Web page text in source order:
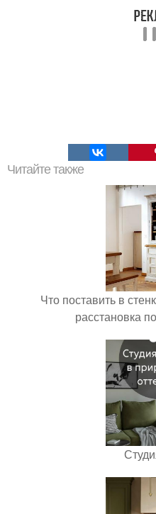
Читайте также
Что поставить в
расстановка